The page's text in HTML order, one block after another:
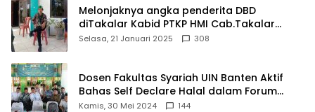
Melonjaknya angka penderita DBD
diTakalar Kabid PTKP HMI Cab.Takalar
angkat bicara
Selasa, 21 Januari 2025 308
Dosen Fakultas Syariah UIN Banten Aktif
Bahas Self Declare Halal dalam Forum
Ijtima Ulama MUI
Kamis, 30 Mei 2024 144